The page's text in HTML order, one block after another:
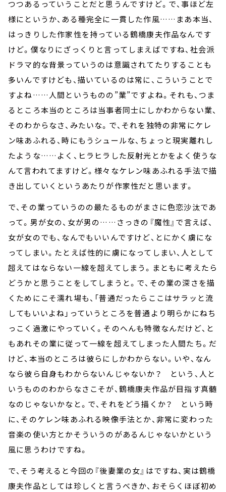
つつあるっていうことだと思うんですけど。で、事ほど左
様にというか、ある種完全に一貫した作風……まあ本当、
はっきりした作家性を持っている鶴橋康夫作品なんです
けど。僕なりにざっくりと言ってしまえばですね、社会派
ドラマ的な背景っていうのは意識されてたりすることも
多いんですけども、描いているのは常に、こういうことで
すよね……人間というものの”業”ですよね。それも、つま
るところ本当のところは当事者同士にしかわからない業、
そのわからなさ、みたいな。で、それを独特の非常にケレ
ン味あふれる、時にもうシュールな、ちょっと現実離れし
たような……よく、ヒラヒラした反射光とかをよく使うな
んて言われてますけど。様々なケレン味あふれる手法で描
き出していくというあたりが作家性だと思います。
で、その業っていうのの最たるものがまさに色恋沙汰であ
って。男が女の、女が男の……さっきの『魔性』で言えば、
女が女のでも、なんでもいいんですけど、とにかく虜にな
ってしまい。たとえば性的に虜になってしまい、人として
超えてはならない一線を超えてしまう。まともに考えたら
どうかと思うことをしてしまうと。で、その業の深さを描
くためにこそ濡れ場も、「普通だったらここはサラッと流
してもいいよね」っていうところを普通より明らかにねち
っこく過激にやっていく。そのへんも特徴なんだけど、と
もあれその業に従って一線を超えてしまった人間たち。だ
けど、本当のところは彼らにしかわからない。いや、なん
なら彼ら自身もわからないんじゃないか？ という、人と
いうもののわからなさこそが、鶴橋康夫作品が目指す真髄
なのじゃないかなと。で、それをどう描くか？ という時
に、そのケレン味あふれる映像手法とか、非常に変わった
音楽の使い方とかそういうのがあるんじゃないかという
風に思うわけですね。
で、そう考えると今回の『後妻業の女』はですね、実は鶴橋
康夫作品としては珍しくと言うべきか、おそらくほぼ初め